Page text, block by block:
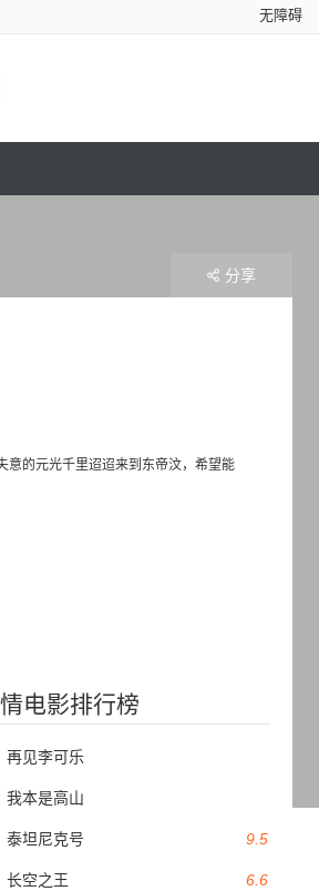
无障碍
意的元光千里迢迢来到东帝汶，希望能
分享
电影排行榜
再见李可乐
我本是高山
9.5
泰坦尼克号
6.6
长空之王